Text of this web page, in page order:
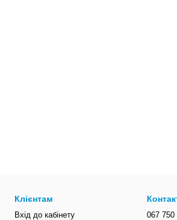
Клієнтам
Вхід до кабінету 067 750